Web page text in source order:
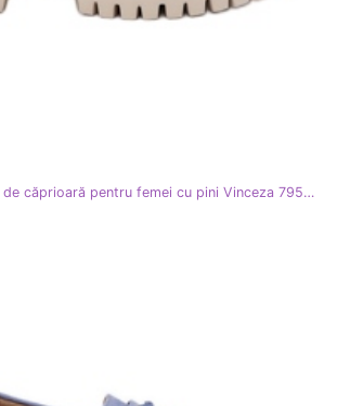
Mocasinele din piele de căprioară pentru femei cu pini Vinceza 79533 bej